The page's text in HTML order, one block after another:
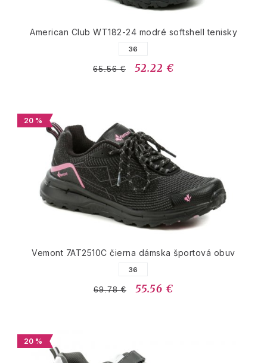
American Club WT182-24 modré softshell tenisky
36
65.56 € 52.22 €
20 %
Vemont 7AT2510C čierna dámska športová obuv
36
69.78 € 55.56 €
20 %